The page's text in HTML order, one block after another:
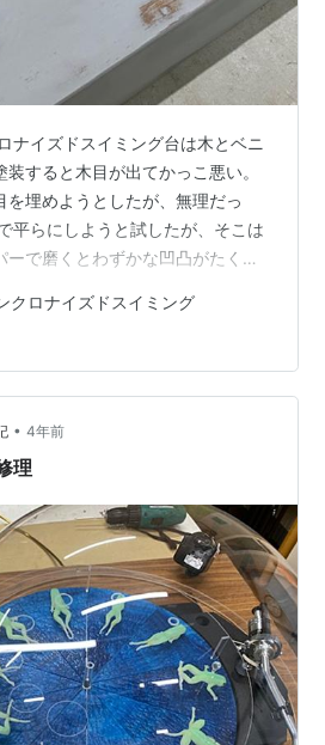
ナイズドスイミング台は木とベニ
すると木目が出てかっこ悪い。
を埋めようとしたが、無理だっ
平らにしようと試したが、そこは
で磨くとわずかな凹凸がたくさ
返して何とかかっこつく程度の
まり時間もかけていられないので
く。 まあまあの平面だ。 塗装の前
る。 これまでは写真の左隅にスト
客様の中には予想外のことをす
ロボを移動したり…
クロナイズドスイミング
• 4年前
理